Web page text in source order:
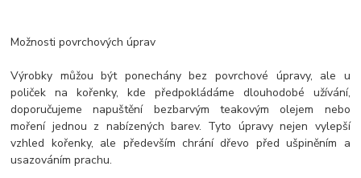
Možnosti povrchových úprav
Výrobky můžou být ponechány bez povrchové úpravy, ale u
poliček na kořenky, kde předpokládáme dlouhodobé užívání,
doporučujeme napuštění bezbarvým teakovým olejem nebo
moření jednou z nabízených barev. Tyto úpravy nejen vylepší
vzhled kořenky, ale především chrání dřevo před ušpiněním a
usazováním prachu.